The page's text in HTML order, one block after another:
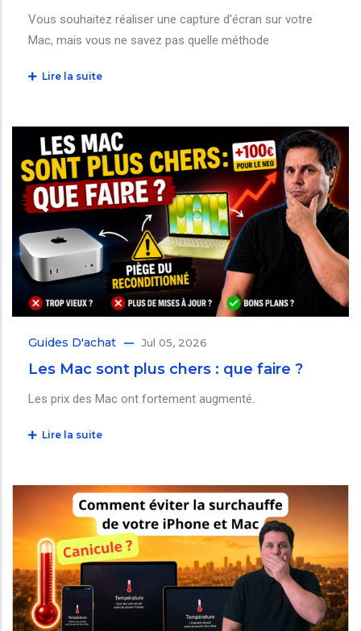
Vous souhaitez réaliser une capture d'écran sur votre
Mac, mais vous ne savez pas quelle méthode
Lire la suite
Guides D'achat Jul 05, 2026
Les Mac sont plus chers : que faire ?
Les prix des Mac ont fortement augmenté.
Lire la suite